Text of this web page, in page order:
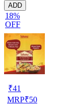
ADD
18%
OFF
₹41
MRP₹50